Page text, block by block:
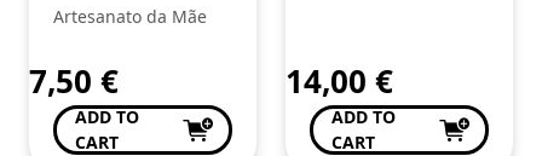
Artesanato da Mãe
7,50 €
ADD TO
CART
14,00 €
ADD TO
CART